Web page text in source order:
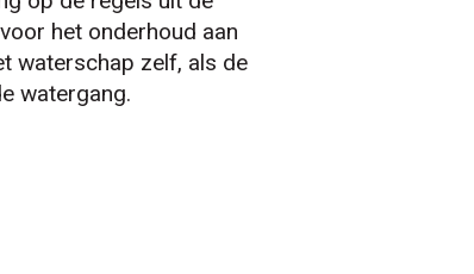
het onderhoud aan
waterschap zelf, als de
watergang.